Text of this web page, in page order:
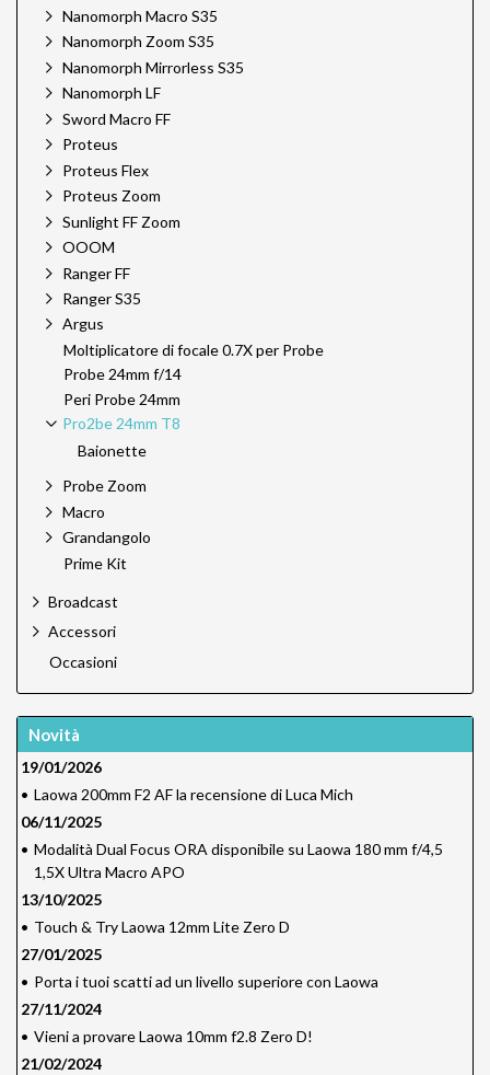
Nanomorph Macro S35
Nanomorph Zoom S35
Nanomorph Mirrorless S35
Nanomorph LF
Sword Macro FF
Proteus
Proteus Flex
Proteus Zoom
Sunlight FF Zoom
OOOM
Ranger FF
Ranger S35
Argus
Moltiplicatore di focale 0.7X per Probe
Probe 24mm f/14
Peri Probe 24mm
Pro2be 24mm T8
Baionette
Probe Zoom
Macro
Grandangolo
Prime Kit
Broadcast
Accessori
Occasioni
Novità
19/01/2026
• Laowa 200mm F2 AF la recensione di Luca Mich
06/11/2025
• Modalità Dual Focus ORA disponibile su Laowa 180 mm f/4,5
1,5X Ultra Macro APO
13/10/2025
• Touch & Try Laowa 12mm Lite Zero D
27/01/2025
• Porta i tuoi scatti ad un livello superiore con Laowa
27/11/2024
• Vieni a provare Laowa 10mm f2.8 Zero D!
21/02/2024